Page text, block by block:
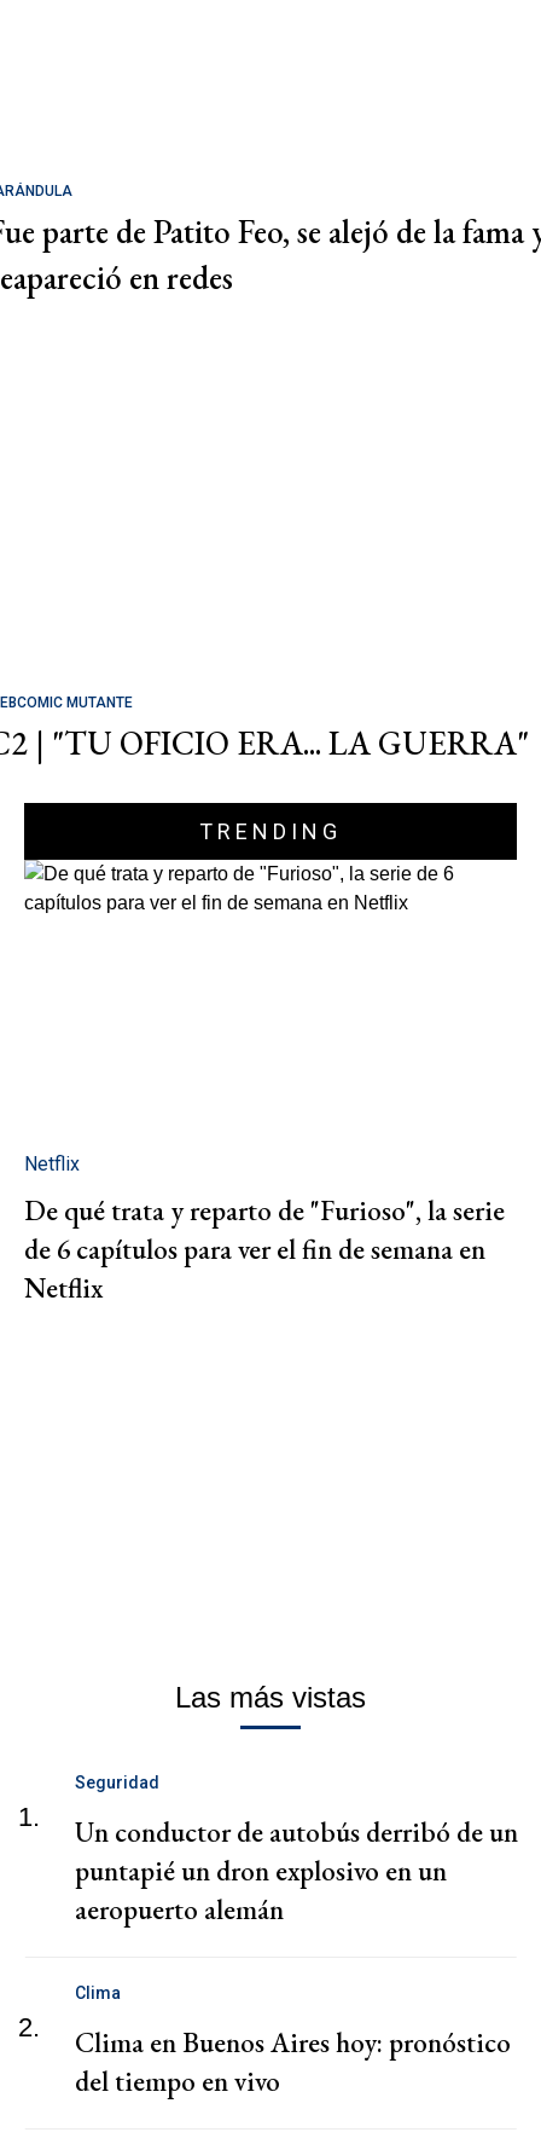
parte de Patito Feo, se alejó de la fama
en redes
MUTANTE
| "TU OFICIO ERA... LA GUERRA"
TRENDING
Netflix
De qué trata y reparto de "Furioso", la serie
de 6 capítulos para ver el fin de semana en
Netflix
Las más vistas
1.
Seguridad
Un conductor de autobús derribó de un
puntapié un dron explosivo en un
aeropuerto alemán
2.
Clima
Clima en Buenos Aires hoy: pronóstico
del tiempo en vivo